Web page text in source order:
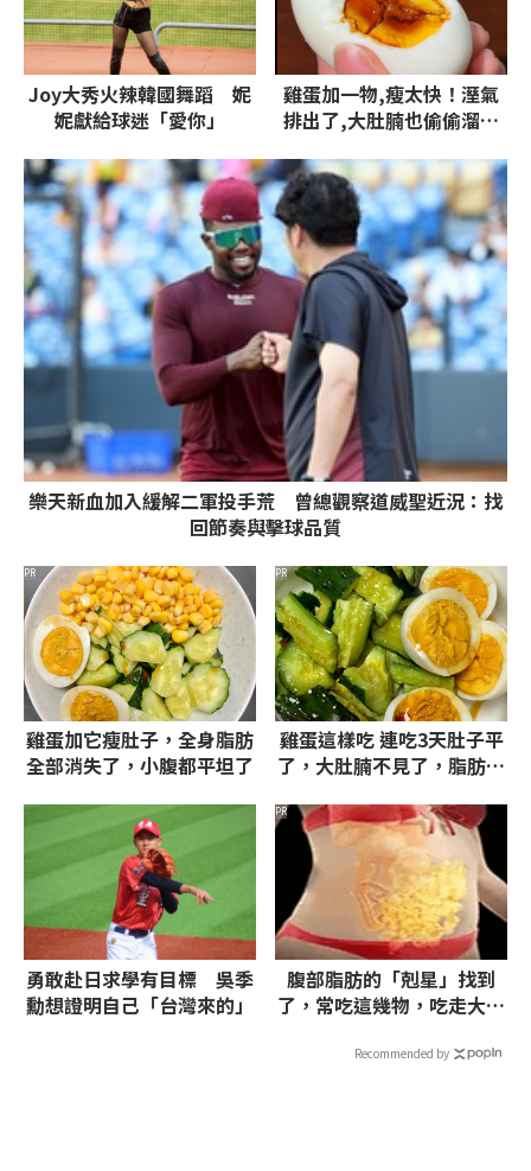
Joy大秀火辣韓國舞蹈 妮
妮獻給球迷「愛你」
雞蛋加一物,瘦太快！溼氣
排出了,大肚腩也偷偷溜走
樂天新血加入緩解二軍投手荒 曾總觀察道威聖近況：找
回節奏與擊球品質
雞蛋加它瘦肚子，全身脂肪
全部消失了，小腹都平坦了
PR
雞蛋這樣吃 連吃3天肚子平
了，大肚腩不見了，脂肪沒
PR
勇敢赴日求學有目標 吳季
勳想證明自己「台灣來的」
腹部脂肪的「剋星」找到
了，常吃這幾物，吃走大肚
PR
Recommended by